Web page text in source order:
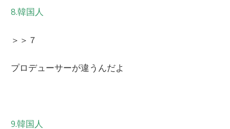
8.韓国人
＞＞７
プロデューサーが違うんだよ
9.韓国人